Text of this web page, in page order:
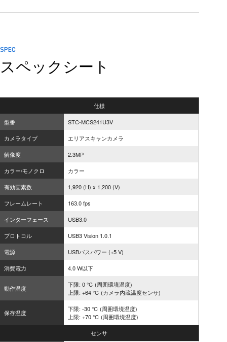
SPEC
スペックシート
仕様
型番
STC-MCS241U3V
カメラタイプ
エリアスキャンカメラ
解像度
2.3MP
カラー/モノクロ
カラー
有効画素数
1,920 (H) x 1,200 (V)
フレームレート
163.0 fps
インターフェース
USB3.0
プロトコル
USB3 Vision 1.0.1
電源
USBバスパワー (+5 V)
消費電力
4.0 W以下
動作温度
下限: 0 ℃ (周囲環境温度)
上限: +64 ℃ (カメラ内蔵温度センサ)
保存温度
下限: -30 ℃ (周囲環境温度)
上限: +70 ℃ (周囲環境温度)
センサ